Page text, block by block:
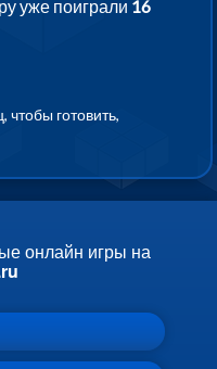
уже поиграли 16
готовить,
онлайн игры на